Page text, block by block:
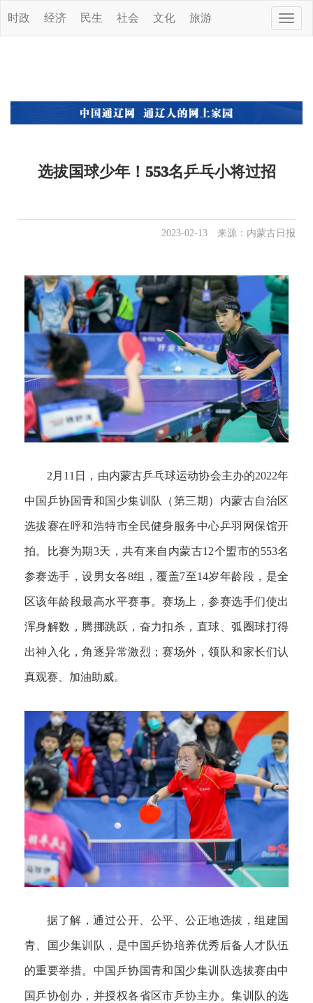
Toggle
时政 经济 民生 社会 文化 旅游
选拔国球少年！553名乒乓小将过招
2023-02-13 来源：内蒙古日报
2月11日，由内蒙古乒乓球运动协会主办的2022年
中国乒协国青和国少集训队（第三期）内蒙古自治区
选拔赛在呼和浩特市全民健身服务中心乒羽网保馆开
拍。比赛为期3天，共有来自内蒙古12个盟市的553名
参赛选手，设男女各8组，覆盖7至14岁年龄段，是全
区该年龄段最高水平赛事。赛场上，参赛选手们使出
浑身解数，腾挪跳跃，奋力扣杀，直球、弧圈球打得
出神入化，角逐异常激烈；赛场外，领队和家长们认
真观赛、加油助威。
据了解，通过公开、公平、公正地选拔，组建国
青、国少集训队，是中国乒协培养优秀后备人才队伍
的重要举措。中国乒协国青和国少集训队选拔赛由中
国乒协创办，并授权各省区市乒协主办。集训队的选